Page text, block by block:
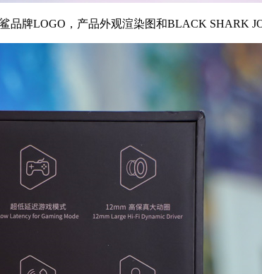
牌LOGO，产品外观渲染图和BLACK SHARK